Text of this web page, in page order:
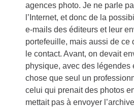
agences photo. Je ne parle
l’Internet, et donc de la
e-mails des éditeurs et leur
portefeuille, mais aussi de ce
le contact. Avant, on devait
physique, avec des légendes
chose que seul un
celui qui prenait des photos
mettait pas à envoyer